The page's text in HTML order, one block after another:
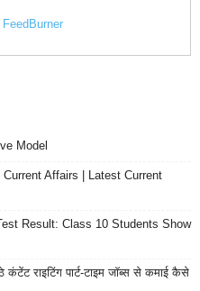
FeedBurner
Model
Affairs | Latest Current
Result: Class 10 Students Show
राइटिंग पार्ट-टाइम जॉब्स से कमाई कैसे